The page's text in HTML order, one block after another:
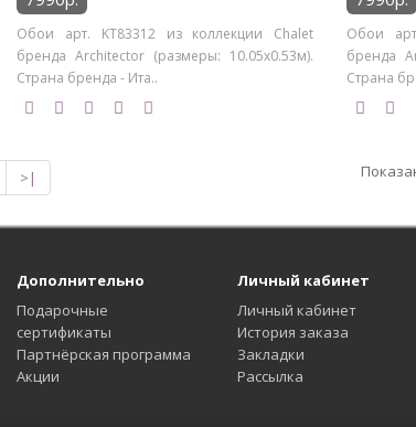
Обои арт. KT83312 из коллекции Chalet
бренда Architector (размеры: 10.05х0.53м).
Страна бренда - Ита..
Обои
бренда
Страна
>|
Дополнительно
Подарочные
сертификаты
Партнёрская программа
Акции
Личный кабинет
Личный кабинет
История заказа
Закладки
Рассылка